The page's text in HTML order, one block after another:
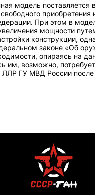
модель поставляется
приобретения
При этом в
мощности
конструкции,
законе «Об
опираясь на
им, возможно,
ЛЛР ГУ МВД России